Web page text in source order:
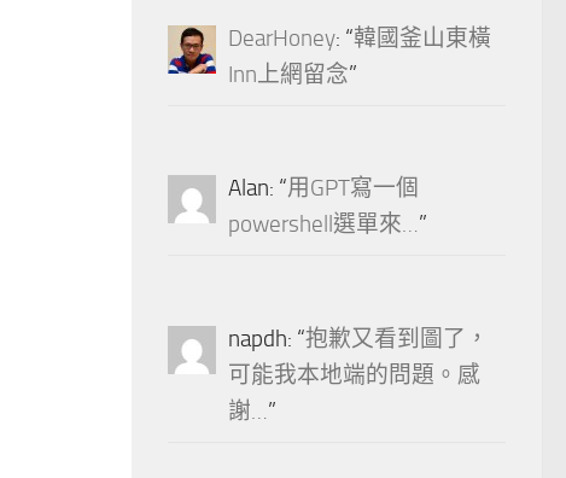
DearHoney: “韓國釜山東橫
Inn上網留念”
Alan: “用GPT寫一個
powershell選單來…”
napdh: “抱歉又看到圖了，
可能我本地端的問題。感
謝…”